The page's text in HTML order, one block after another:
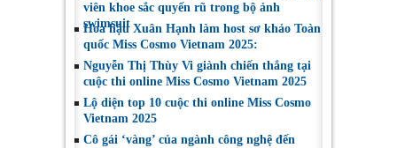
viên khoe sắc quyến rũ trong bộ ảnh
swimsuit
Hoa hậu Xuân Hạnh làm host sơ khảo Toàn
quốc Miss Cosmo Vietnam 2025:
Nguyễn Thị Thùy Vi giành chiến thắng tại
cuộc thi online Miss Cosmo Vietnam 2025
Lộ diện top 10 cuộc thi online Miss Cosmo
Vietnam 2025
Cô gái ‘vàng’ của ngành công nghệ đến